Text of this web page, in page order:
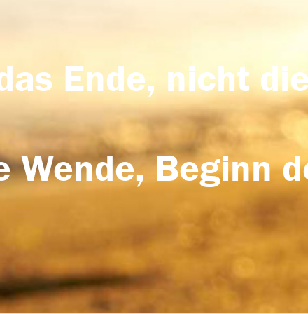
Ende, nicht
Wende, Beginn